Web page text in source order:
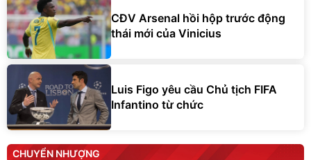
CĐV Arsenal hồi hộp trước động
thái mới của Vinicius
Luis Figo yêu cầu Chủ tịch FIFA
Infantino từ chức
CHUYỂN NHƯỢNG